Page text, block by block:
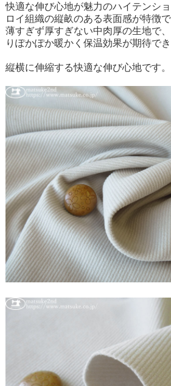
快適な伸び心地が魅力のハイテンシ
ロイ組織の縦畝のある表面感が特徴で
薄すぎず厚すぎない中肉厚の生地で
りぽかぽか暖かく保温効果が期待でき
縦横に伸縮する快適な伸び心地です。